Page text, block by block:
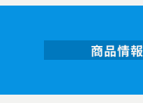
商品情報